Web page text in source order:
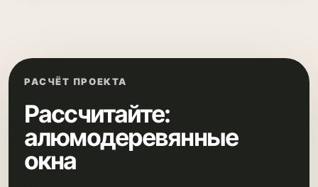
РАСЧЁТ ПРОЕКТА
Рассчитайте:
алюмодеревянные
окна